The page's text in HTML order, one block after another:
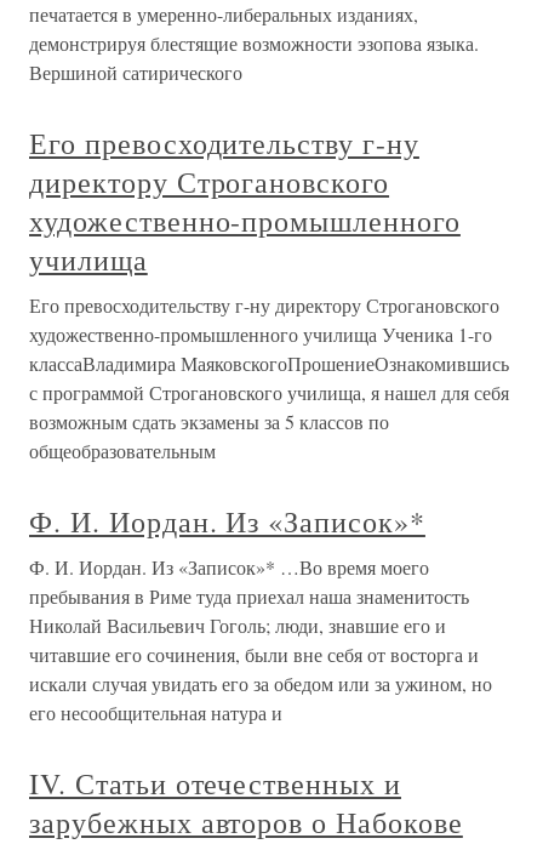
печатается в умеренно-либеральных изданиях,
демонстрируя блестящие возможности эзопова языка.
Вершиной сатирического
Его превосходительству г-ну
директору Строгановского
художественно-промышленного
училища
Его превосходительству г-ну директору Строгановского
художественно-промышленного училища Ученика 1-го
классаВладимира МаяковскогоПрошениеОзнакомившись
с программой Строгановского училища, я нашел для себя
возможным сдать экзамены за 5 классов по
общеобразовательным
Ф. И. Иордан. Из «Записок»*
Ф. И. Иордан. Из «Записок»* …Во время моего
пребывания в Риме туда приехал наша знаменитость
Николай Васильевич Гоголь; люди, знавшие его и
читавшие его сочинения, были вне себя от восторга и
искали случая увидать его за обедом или за ужином, но
его несообщительная натура и
IV. Статьи отечественных и
зарубежных авторов о Набокове